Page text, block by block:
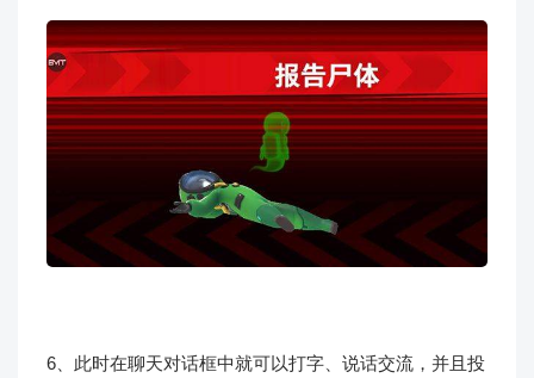
6、此时在聊天对话框中就可以打字、说话交流，并且投